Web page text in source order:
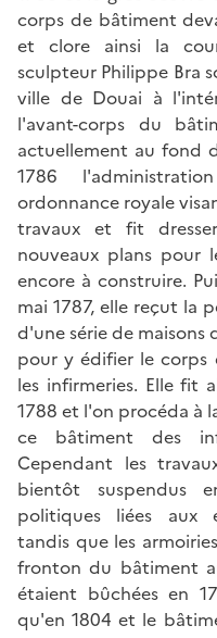
corps de bâtiment
et clore ainsi la
sculpteur Philippe Bra
ville de Douai à
l'avant-corps du
actuellement au fond
1786
ordonnance royale
travaux et fit
nouveaux plans pour
encore à construire.
mai 1787, elle reçut la
d'une série de maisons
pour y édifier le
les infirmeries. Elle fit
1788 et l'on procéda à
ce bâtiment des
Cependant les
bientôt suspendus
politiques liées aux
tandis que les
fronton du bâtiment
étaient bûchées en
qu'en 1804 et le